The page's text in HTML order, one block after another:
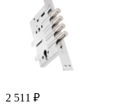
2 511 ₽